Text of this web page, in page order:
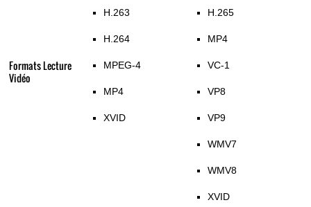
Formats Lecture
Vidéo
H.263
H.264
MPEG-4
MP4
XVID
H.265
MP4
VC-1
VP8
VP9
WMV7
WMV8
XVID